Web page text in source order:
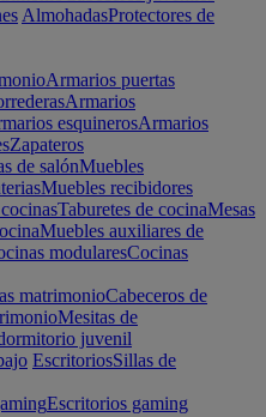
AlmohadasProtectores de
Armarios puertas
Armarios
esquinerosArmarios
Zapateros
de salónMuebles
Muebles recibidores
Taburetes de cocinaMesas
Muebles auxiliares de
modularesCocinas
matrimonioCabeceros de
Mesitas de
juvenil
EscritoriosSillas de
Escritorios gaming